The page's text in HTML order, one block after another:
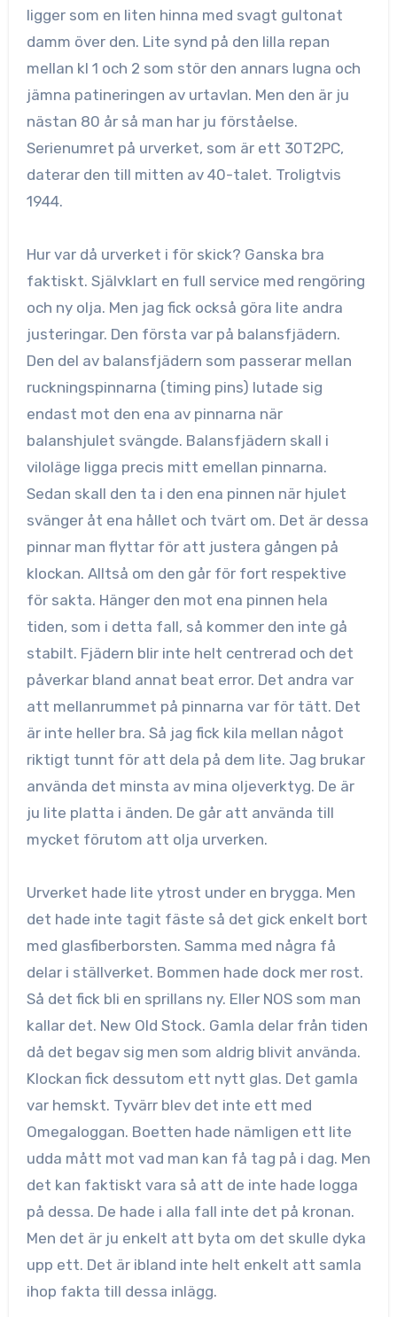
ligger som en liten hinna med svagt gultonat
damm över den. Lite synd på den lilla repan
mellan kl 1 och 2 som stör den annars lugna och
jämna patineringen av urtavlan. Men den är ju
nästan 80 år så man har ju förståelse.
Serienumret på urverket, som är ett 30T2PC,
daterar den till mitten av 40-talet. Troligtvis
1944.
Hur var då urverket i för skick? Ganska bra
faktiskt. Självklart en full service med rengöring
och ny olja. Men jag fick också göra lite andra
justeringar. Den första var på balansfjädern.
Den del av balansfjädern som passerar mellan
ruckningspinnarna (timing pins) lutade sig
endast mot den ena av pinnarna när
balanshjulet svängde. Balansfjädern skall i
viloläge ligga precis mitt emellan pinnarna.
Sedan skall den ta i den ena pinnen när hjulet
svänger åt ena hållet och tvärt om. Det är dessa
pinnar man flyttar för att justera gången på
klockan. Alltså om den går för fort respektive
för sakta. Hänger den mot ena pinnen hela
tiden, som i detta fall, så kommer den inte gå
stabilt. Fjädern blir inte helt centrerad och det
påverkar bland annat beat error. Det andra var
att mellanrummet på pinnarna var för tätt. Det
är inte heller bra. Så jag fick kila mellan något
riktigt tunnt för att dela på dem lite. Jag brukar
använda det minsta av mina oljeverktyg. De är
ju lite platta i änden. De går att använda till
mycket förutom att olja urverken.
Urverket hade lite ytrost under en brygga. Men
det hade inte tagit fäste så det gick enkelt bort
med glasfiberborsten. Samma med några få
delar i ställverket. Bommen hade dock mer rost.
Så det fick bli en sprillans ny. Eller NOS som man
kallar det. New Old Stock. Gamla delar från tiden
då det begav sig men som aldrig blivit använda.
Klockan fick dessutom ett nytt glas. Det gamla
var hemskt. Tyvärr blev det inte ett med
Omegaloggan. Boetten hade nämligen ett lite
udda mått mot vad man kan få tag på i dag. Men
det kan faktiskt vara så att de inte hade logga
på dessa. De hade i alla fall inte det på kronan.
Men det är ju enkelt att byta om det skulle dyka
upp ett. Det är ibland inte helt enkelt att samla
ihop fakta till dessa inlägg.